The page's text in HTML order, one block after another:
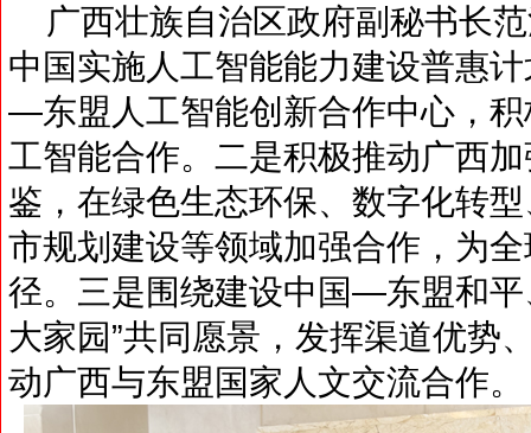
广西壮族自治区政府副秘书长
中国实施人工智能能力建设普惠
—东盟人工智能创新合作中心，
工智能合作。二是积极推动广西
鉴，在绿色生态环保、数字化转
市规划建设等领域加强合作，为
径。三是围绕建设中国—东盟和
大家园”共同愿景，发挥渠道优势
动广西与东盟国家人文交流合作。